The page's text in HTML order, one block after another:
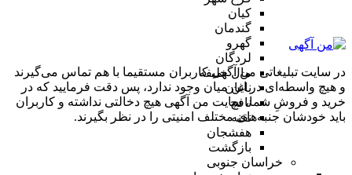
کیان
گندمان
گهرو
لردگان
مال خلیفه
ناغان
نافچ
نقنه
هفشجان
بازگشت
خراسان جنوبی
در سایت تبلیغاتی من آگهی کاربران مستقیما با هم تماس می‌گیرند
و هیچ واسطه‌ای در این میان وجود ندارد، پس دقت فرمایید که در
خرید و فروشِ شما، سایت من آگهی هیچ دخالتی نداشته و کاربران
باید خودشان جنبه‌های مختلف امنیتی را در نظر بگیرند.